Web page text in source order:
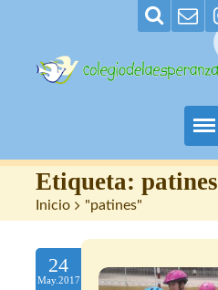
Padres
Alumnos
Maestros
Etiqueta: patines
Inicio > "patines"
24
May.2017